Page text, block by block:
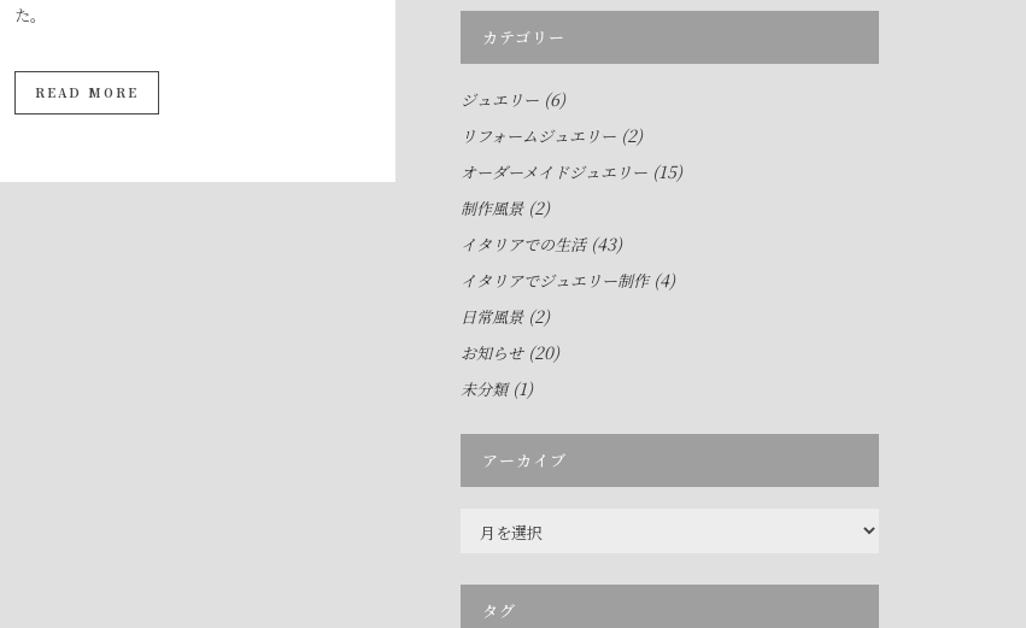
た。
READ MORE
カテゴリー
ジュエリー (6)
リフォームジュエリー (2)
オーダーメイドジュエリー (15)
制作風景(2)
イタリアでの生活(43)
イタリアでジュエリー制作(4)
日常風景(2)
お知らせ(20)
未分類(1)
アーカイブ
タグ